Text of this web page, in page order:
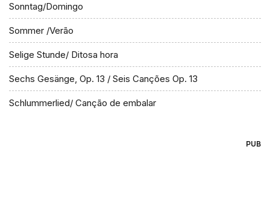
Sonntag/Domingo
Sommer /Verão
Selige Stunde/ Ditosa hora
Sechs Gesänge, Op. 13 / Seis Canções Op. 13
Schlummerlied/ Canção de embalar
PUB